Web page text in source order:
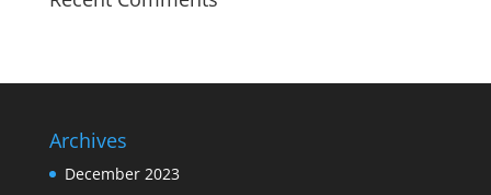
Archives
December 2023